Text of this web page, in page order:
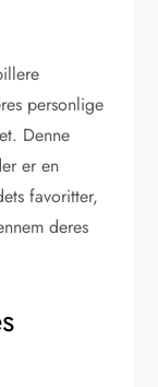
personlige
Denne
er en
favoritter,
deres